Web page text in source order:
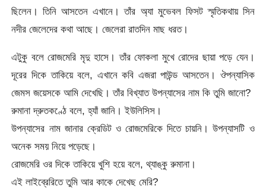
ছিলেন। তিনি আসতেন এখানে। তাঁর অ্যা মুভেবল ফিসট স্মৃতিকথায় সিন
নদীর জেলেদের কথা আছে। জেলেরা রাতদিন মাছ ধরত।
এটুকু বলে রোজমেরি মৃদু হাসে। তাঁর ফোকলা মুখে রোদের ছায়া পড়ে যেন।
দূরের দিকে তাকিয়ে বলে, এখানে কবি এজরা পাউন্ড আসতেন। ঔপন্যাসিক
জেমস জয়েসকে আমি দেখেছি। তাঁর বিখ্যাত উপন্যাসের নাম কি তুমি জানো?
রুমানা দ্রুতকণ্ঠে বলে, হ্যাঁ জানি। ইউলিসিস।
উপন্যাসের নাম জানার ক্রেডিট ও রোজমেরিকে দিতে চায়নি। উপন্যাসটি ও
অনেক সময় নিয়ে পড়েছে।
রোজমেরি ওর দিকে তাকিয়ে খুশি হয়ে বলে, থ্যাঙ্কু রুমানা।
এই লাইব্রেরিতে তুমি আর কাকে দেখেছ মেরি?